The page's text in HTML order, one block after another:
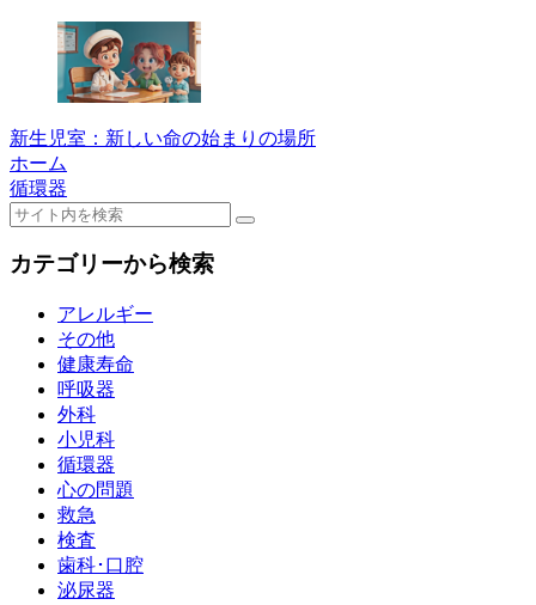
新生児室：新しい命の始まりの場所
ホーム
循環器
カテゴリーから検索
アレルギー
その他
健康寿命
呼吸器
外科
小児科
循環器
心の問題
救急
検査
歯科･口腔
泌尿器